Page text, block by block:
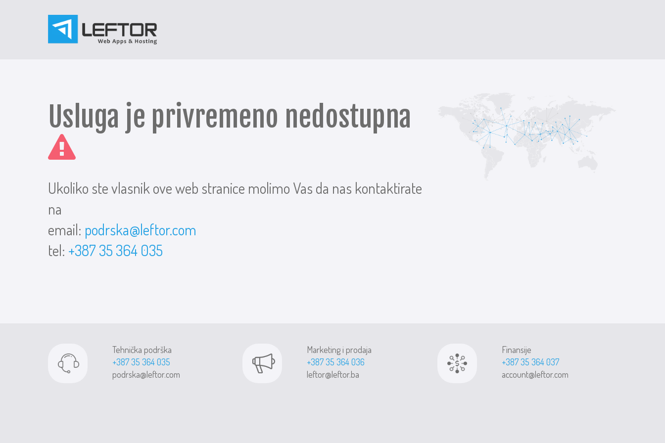
Usluga je privremeno nedostupna
Ukoliko ste vlasnik ove web stranice molimo Vas da nas kontaktirate
na
email: podrska@leftor.com
tel: +387 35 364 035
Tehnička podrška
+387 35 364 035
podrska@leftor.com
Marketing i prodaja
+387 35 364 036
leftor@leftor.ba
Finansije
+387 35 364 037
account@leftor.com